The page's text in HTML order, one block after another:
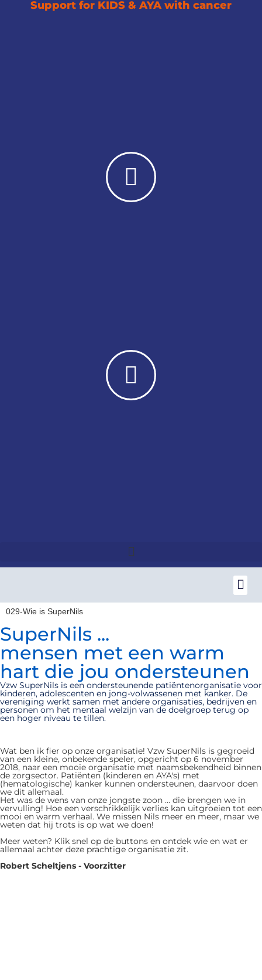
Support for KIDS & AYA with cancer
029-Wie is SuperNils
SuperNils ...
mensen met een warm
hart die jou ondersteunen
Vzw SuperNils is een ondersteunende patiëntenorganisatie voor
kinderen, adolescenten en jong-volwassenen met kanker. De
vereniging werkt samen met andere organisaties, bedrijven en
personen om het mentaal welzijn van de doelgroep terug op
een hoger niveau te tillen.
Wat ben ik fier op onze organisatie! Vzw SuperNils is gegroeid
van een kleine, onbekende speler, opgericht op 6 november
2018, naar een mooie organisatie met naamsbekendheid binnen
de zorgsector. Patiënten (kinderen en AYA's) met
(hematologische) kanker kunnen ondersteunen, daarvoor doen
we dit allemaal.
Het was de wens van onze jongste zoon ... die brengen we in
vervulling! Hoe een verschrikkelijk verlies kan uitgroeien tot een
mooi en warm verhaal. We missen Nils meer en meer, maar we
weten dat hij trots is op wat we doen!
Meer weten? Klik snel op de buttons en ontdek wie en wat er
allemaal achter deze prachtige organisatie zit.
Robert Scheltjens - Voorzitter